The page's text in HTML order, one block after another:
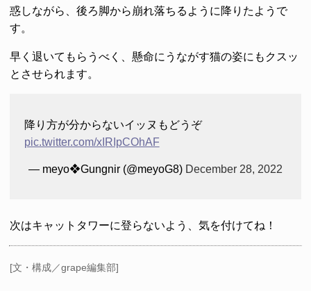
惑しながら、後ろ脚から崩れ落ちるように降りたようで
す。
早く退いてもらうべく、懸命にうながす猫の姿にもクスッ
とさせられます。
降り方が分からないイッヌもどうぞ
pic.twitter.com/xIRIpCOhAF
— meyo❖Gungnir (@meyoG8) December 28, 2022
次はキャットタワーに登らないよう、気を付けてね！
[文・構成／grape編集部]